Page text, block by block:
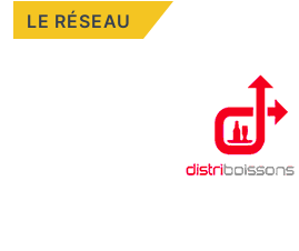
LE RÉSEAU